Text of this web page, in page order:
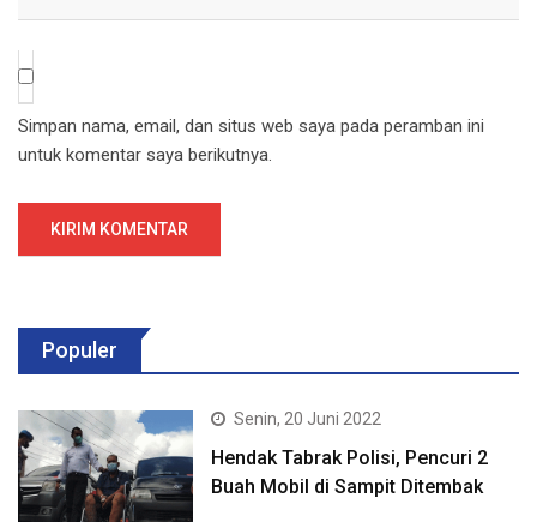
Simpan nama, email, dan situs web saya pada peramban ini
untuk komentar saya berikutnya.
Populer
Senin, 20 Juni 2022
Hendak Tabrak Polisi, Pencuri 2
Buah Mobil di Sampit Ditembak